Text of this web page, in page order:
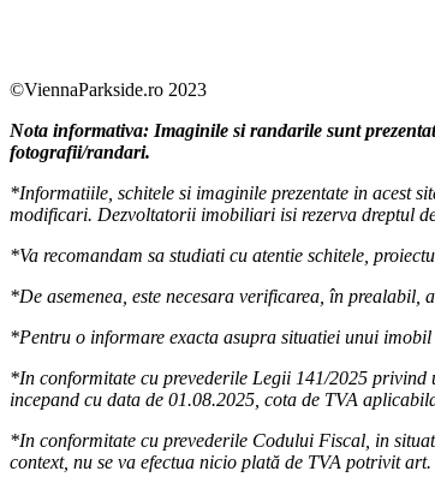
©ViennaParkside.ro 2023
Nota informativa: Imaginile si randarile sunt
fotografii/randari.
*Informatiile, schitele si imaginile prezentate in acest
modificari. Dezvoltatorii imobiliari isi rezerva dreptul
*Va recomandam sa studiati cu atentie schitele,
*De asemenea, este necesara verificarea, în
*Pentru o informare exacta asupra situatiei unui
*In conformitate cu prevederile Legii 141/2025
incepand cu data de 01.08.2025, cota de TVA
*In conformitate cu prevederile Codului Fiscal, in
context, nu se va efectua nicio plată de TVA potrivit